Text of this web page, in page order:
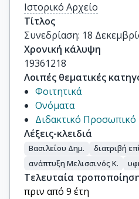
Ιστορικό Αρχείο
Τίτλος
Συνεδρίαση: 18
Χρονική κάλυψη
19361218
Λοιπές θεματικές
Φοιτητικά
Ονόματα
Διδακτικό Προσωπικό
Λέξεις-κλειδιά
Βασιλείου Δημ.
διατριβή
ανάπτυξη Μελισσινός Κ.
Τελευταία
πριν από 9 έτη